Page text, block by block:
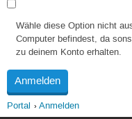
Wähle diese Option nicht
Computer befindest, da
zu deinem Konto erhalten.
Portal Anmelden